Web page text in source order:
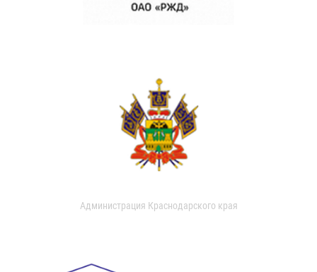
Администрация Краснодарского края